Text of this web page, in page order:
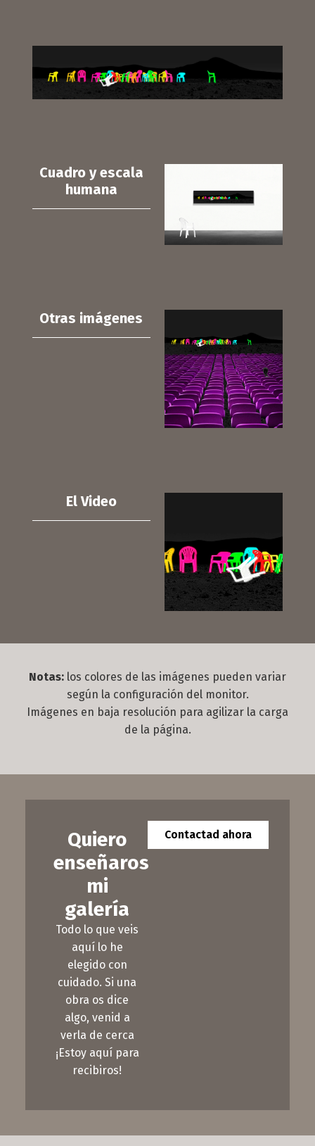
Cuadro y escala
humana
Otras imágenes
El Video
Notas: los colores de las imágenes pueden variar
según la configuración del monitor.
Imágenes en baja resolución para agilizar la carga
de la página.
Quiero
enseñaros
mi
galería
Todo lo que veis
aquí lo he
elegido con
cuidado. Si una
obra os dice
algo, venid a
verla de cerca
¡Estoy aquí para
recibiros!
Contactad ahora